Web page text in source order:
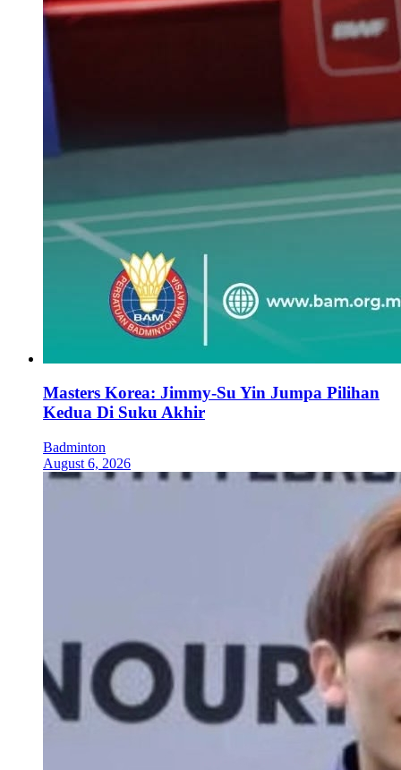
Masters Korea: Jimmy-Su Yin Jumpa Pilihan
Kedua Di Suku Akhir
Badminton
August 6, 2026